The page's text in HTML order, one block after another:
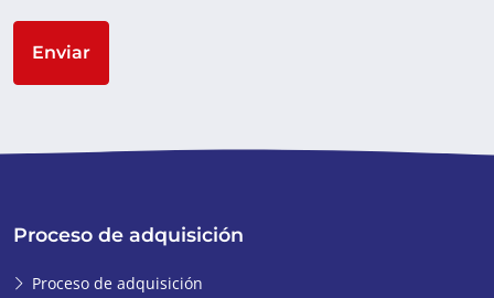
Enviar
Proceso de adquisición
Proceso de adquisición